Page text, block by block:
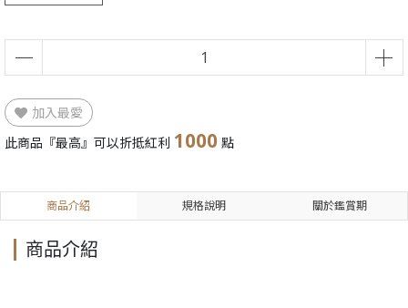
加入最愛
此商品『最高』可以折抵紅利 1000 點
商品介紹 規格說明 關於鑑賞期
商品介紹